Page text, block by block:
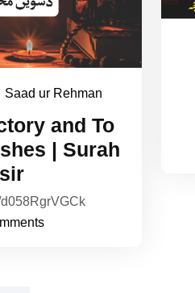
Saad ur Rehman
Rehman
and To
| Surah